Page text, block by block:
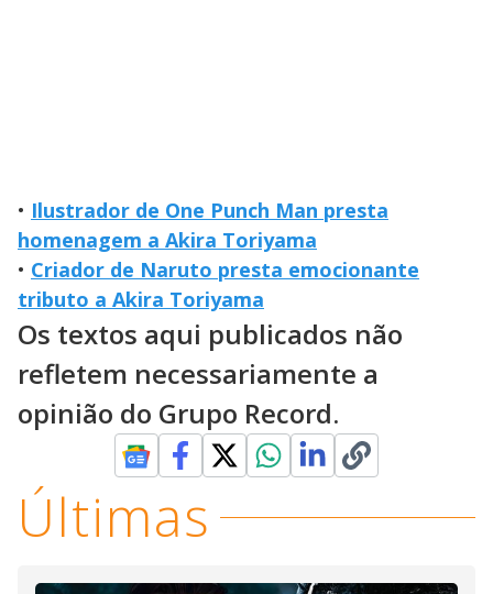
• Ilustrador de One Punch Man presta
homenagem a Akira Toriyama
• Criador de Naruto presta emocionante
tributo a Akira Toriyama
Os textos aqui publicados não
refletem necessariamente a
opinião do Grupo Record.
Últimas